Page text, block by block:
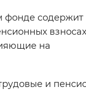
фонде содержит
на
и